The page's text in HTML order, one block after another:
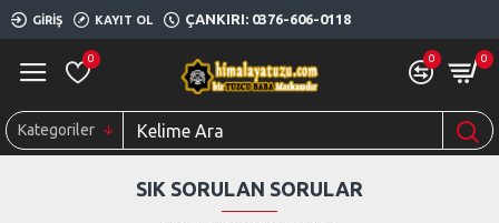
GIRIŞ KAYIT OL ÇANKIRI: 0376-606-0118
0 0 0
Kategoriler
SIK SORULAN SORULAR